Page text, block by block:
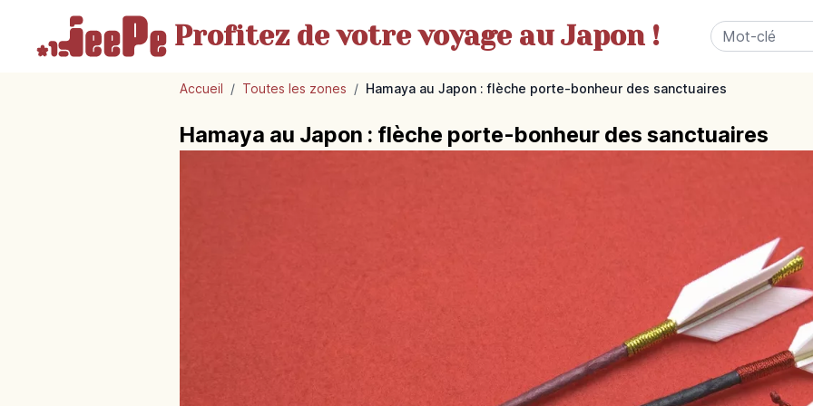
Profitez de votrevoyage au Japon !
Accueil / Toutes les zones / Hamaya au Japon : flèche porte-bonheur des sanctuaires
Hamaya au Japon : flèche porte-bonheur des sanctuaires